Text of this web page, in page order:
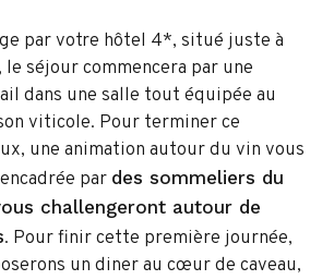
par votre hôtel 4*, situé juste à
le séjour commencera par une
dans une salle tout équipée au
viticole. Pour terminer ce
une animation autour du vin vous
par des sommeliers du
challengeront autour de
. Pour finir cette première journée,
un diner au cœur de caveau,